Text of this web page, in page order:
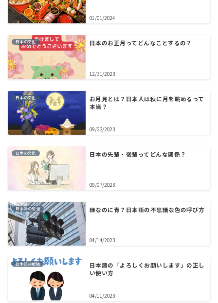
01/01/2024
日本の文化 日本のお正月ってどんなことするの？
12/31/2023
日本の文化
お月見とは？日本人は秋に月を眺めるって
本当？
09/22/2023
日本の文化 日本の先輩・後輩ってどんな関係？
09/07/2023
日本語の勉強 緑なのに青？日本語の不思議な色の呼び方
04/14/2023
日本語の勉強
日本語の「よろしくお願いします」の正し
い使い方
04/11/2023